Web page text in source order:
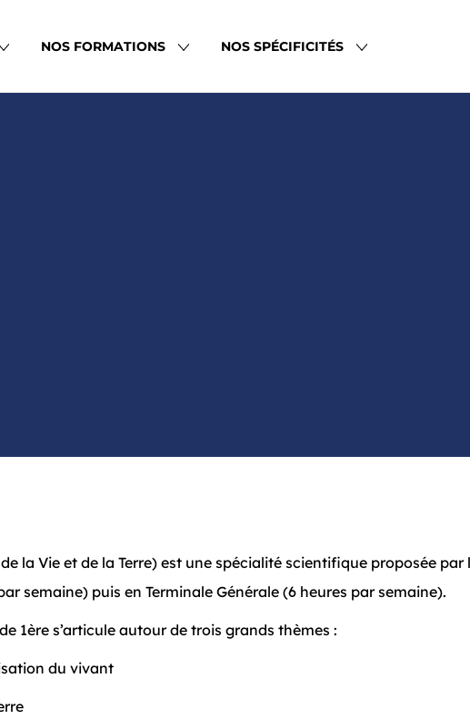
NOS FORMATIONS NOS SPÉCIFICITÉS
la Vie et de la Terre) est une spécialité scientifique proposée
semaine) puis en Terminale Générale (6 heures par semaine).
1ère s’articule autour de trois grands thèmes :
du vivant